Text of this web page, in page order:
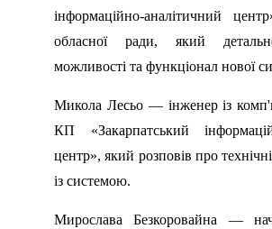
інформаційно-аналітичний
обласної ради, який
можливості та функціонал нової
Микола Лесьо — інженер із
КП «Закарпатський
центр», який розповів про
із системою.
Мирослава Безкоровайна —